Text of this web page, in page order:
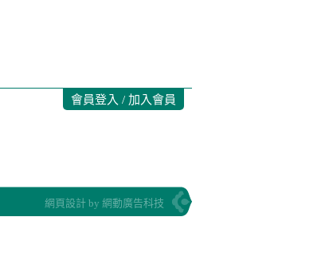
會員登入 / 加入會員
網頁設計 by 網動廣告科技